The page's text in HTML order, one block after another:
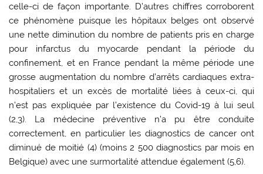
celle-ci de façon importante. D’autres chiffres corroborent
ce phénomène puisque les hôpitaux belges ont observé
une nette diminution du nombre de patients pris en charge
pour infarctus du myocarde pendant la période du
confinement, et en France pendant la même période une
grosse augmentation du nombre d’arrêts cardiaques extra-
hospitaliers et un excès de mortalité liées à ceux-ci, qui
n’est pas expliquée par l’existence du Covid-19 à lui seul
(2,3). La médecine préventive n’a pu être conduite
correctement, en particulier les diagnostics de cancer ont
diminué de moitié (4) (moins 2 500 diagnostics par mois en
Belgique) avec une surmortalité attendue également (5,6).